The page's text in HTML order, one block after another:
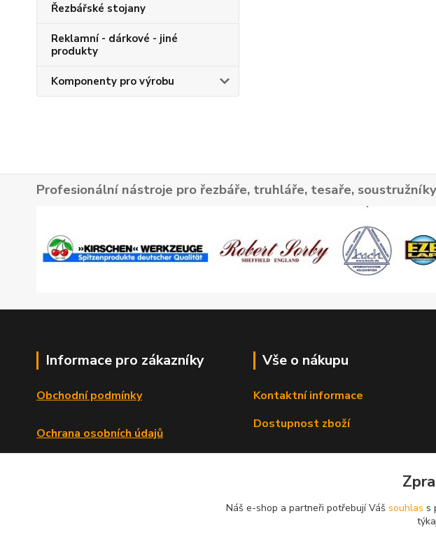
Řezbářské stojany
Reklamní - dárkové - jiné
produkty
Komponenty pro výrobu
Profesionální nástroje pro řezbáře, truhláře, tesaře,
Informace pro zákazníky
Obchodní podmínky
Ochrana osobních údajů
Vše o nákupu
Kontaktní informace
Dostupnost zboží
Náš e-shop a partneři potřebují Váš souhlas s